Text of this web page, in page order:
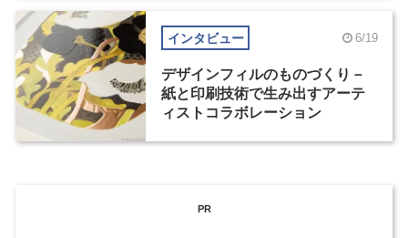
インタビュー 6/19
デザインフィルのものづくり－
紙と印刷技術で生み出すアーテ
ィストコラボレーション
PR